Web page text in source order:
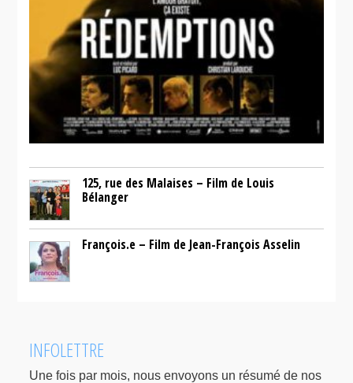
125, rue des Malaises – Film de Louis
Bélanger
François.e – Film de Jean-François Asselin
INFOLETTRE
Une fois par mois, nous envoyons un résumé de nos